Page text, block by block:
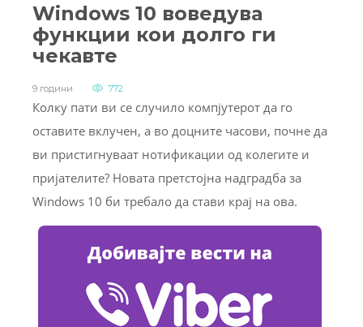
Windows 10 воведува
функции кои долго ги
чекавте
9 години 772
Колку пати ви се случило компјутерот да го
оставите вклучен, а во доцните часови, почне да
ви пристигнуваат нотификации од колегите и
пријателите? Новата претстојна надградба за
Windows 10 би требало да стави крај на ова.